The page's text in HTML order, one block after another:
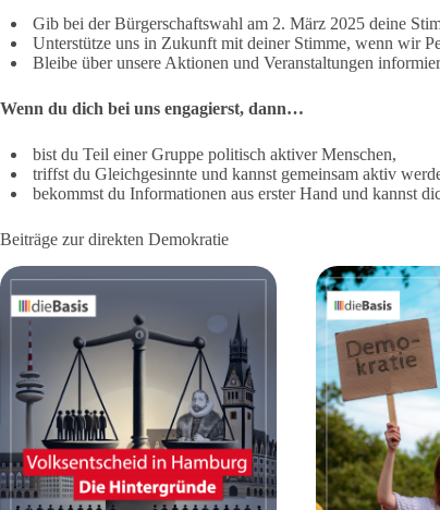
Gib bei der Bürgerschaftswahl am 2. März 2025 deine
Unterstütze uns in Zukunft mit deiner Stimme, wenn wir
Bleibe über unsere Aktionen und Veranstaltungen
Wenn du dich bei uns engagierst, dann…
bist du Teil einer Gruppe politisch aktiver Menschen,
triffst du Gleichgesinnte und kannst gemeinsam aktiv
bekommst du Informationen aus erster Hand und kannst
Beiträge zur direkten Demokratie